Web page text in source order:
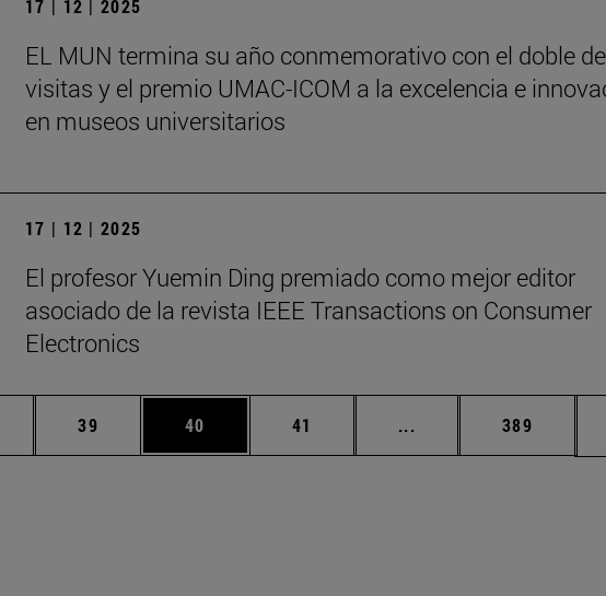
17 | 12 | 2025
EL MUN termina su año conmemorativo con el doble de
visitas y el premio UMAC-ICOM a la excelencia e
en museos universitarios
17 | 12 | 2025
El profesor Yuemin Ding premiado como mejor editor
asociado de la revista IEEE Transactions on Consumer
Electronics
Páginas intermedias Use TAB para desplazarse.
Página
39 Página
40 Página
41 ... Páginas intermedias
Página
389